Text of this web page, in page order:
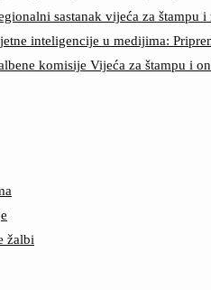
sastanak vijeća za štampu
inteligencije u medijima:
komisije Vijeća za štampu i
žalbi